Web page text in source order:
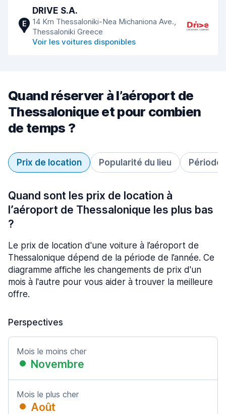
E
DRIVE S.A.
14 Km Thessaloniki-Nea Michaniona Ave.,
Thessaloniki Greece
Voir les voitures disponibles
Quand réserver à l’aéroport de
Thessalonique et pour combien
de temps ?
Prix de location Popularité du lieu Période
Quand sont les prix de location à
l’aéroport de Thessalonique les plus bas
?
Le prix de location d'une voiture à l’aéroport de
Thessalonique dépend de la période de l’année. Ce
diagramme affiche les changements de prix d'un
mois à l'autre pour vous aider à trouver la meilleure
offre.
Perspectives
Mois le moins cher
Novembre
Mois le plus cher
Août